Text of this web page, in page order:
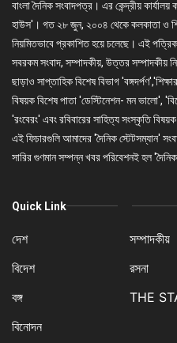
বাংলা দৈনিক সংবাদপত্র। এর কেন্দ্রীয়
হাউস'। গত ২৮ জুন, ২০০৪ থেকে কলকাতা ও
নিয়মিতভাবে প্রকাশিত হয়ে চলেছে। এই
সবরকম সংবাদ, সম্পাদকীয়, উত্তর সম্পাদকীয়
ছাড়াও সাপ্তাহিক বিশেষ বিভাগ
বিষয়ক বিশেষ পাতা 'ডেস্টিনেশন- মন ভালো',
'রংবেরং' এবং রবিবারের সাহিত্য সংস্কৃতি
এই ফিচারগুলি আমাদের 'দৈনিক স্টেটসম্যান'
সারির গুণমান সম্পন্ন খবর পরিবেশনই হল
Quick Link
দেশ
বিদেশ
বঙ্গ
বিনোদন
সম্পাদকীয়
রসনা
THE